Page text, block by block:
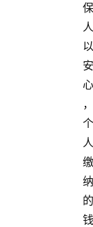
保
人
以
安
心
，
个
人
缴
纳
的
钱